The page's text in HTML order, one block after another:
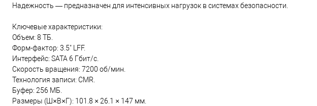
Надежность — предназначен для интенсивных нагрузок в системах безопасности.
Ключевые характеристики:
Объем: 8 ТБ.
Форм-фактор: 3.5" LFF.
Интерфейс: SATA 6 Гбит/с.
Скорость вращения: 7200 об/мин.
Технология записи: CMR.
Буфер: 256 МБ.
Размеры (Ш×В×Г): 101.8 × 26.1 × 147 мм.